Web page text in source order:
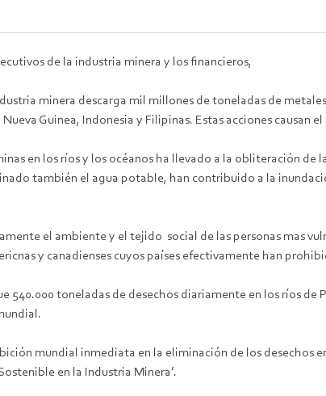
de la industria minera y los financieros,
minera descarga mil millones de toneladas de
Guinea, Indonesia y Filipinas. Estas acciones causan
en los ríos y los océanos ha llevado a la obliteración
también el agua potable, han contribuido a la
el ambiente y el tejido social de las personas mas
y canadienses cuyos países efectivamente han
540.000 toneladas de desechos diariamente en los ríos
mundial inmediata en la eliminación de los desechos
en la Industria Minera’.